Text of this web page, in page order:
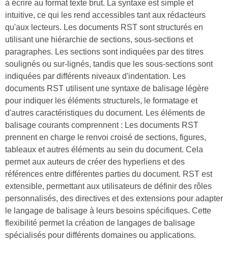
à écrire au format texte brut. La syntaxe est simple et
intuitive, ce qui les rend accessibles tant aux rédacteurs
qu'aux lecteurs. Les documents RST sont structurés en
utilisant une hiérarchie de sections, sous-sections et
paragraphes. Les sections sont indiquées par des titres
soulignés ou sur-lignés, tandis que les sous-sections sont
indiquées par différents niveaux d'indentation. Les
documents RST utilisent une syntaxe de balisage légère
pour indiquer les éléments structurels, le formatage et
d'autres caractéristiques du document. Les éléments de
balisage courants comprennent : Les documents RST
prennent en charge le renvoi croisé de sections, figures,
tableaux et autres éléments au sein du document. Cela
permet aux auteurs de créer des hyperliens et des
références entre différentes parties du document. RST est
extensible, permettant aux utilisateurs de définir des rôles
personnalisés, des directives et des extensions pour adapter
le langage de balisage à leurs besoins spécifiques. Cette
flexibilité permet la création de langages de balisage
spécialisés pour différents domaines ou applications.